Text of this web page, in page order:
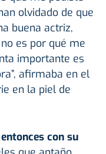
olvidado de que
buena actriz,
es por qué me
importante es
afirmaba en el
en la piel de
con su